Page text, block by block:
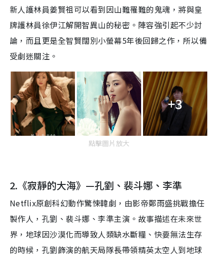
新人護林員姜賢祖可以看到因山難罹難的鬼魂，將與皇
牌護林員徐伊江解開智異山的秘密。陣容強引起不少討
論，而且更是全智賢闊別小螢幕5年後回歸之作，所以備
受劇迷關注。
+3
點擊圖片放大
2.《寂靜的大海》—孔劉、裴斗娜、 李準
Netflix原創科幻動作驚悚韓劇，由影帝鄭雨盛挑戰擔任
製作人，孔劉、裴斗娜、李準主演。故事描述在未來世
界，地球因沙漠化而導致人類缺水斷糧、快要無法生存
的時候，孔劉飾演的航天局隊長帶領精英太空人到地球